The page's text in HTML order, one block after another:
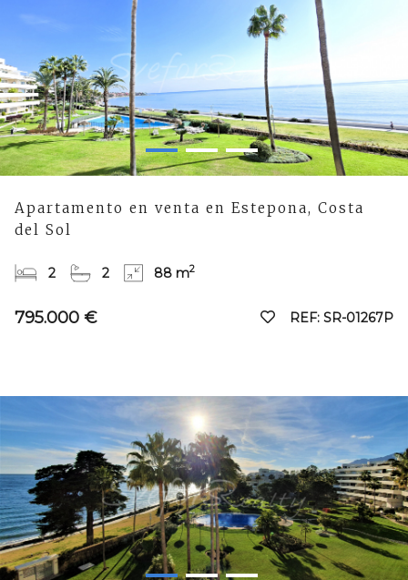
Apartamento en venta en Estepona, Costa
del Sol
2 2 88 m2
795.000 € REF: SR-01267P